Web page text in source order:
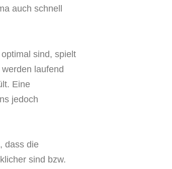
auch schnell
sind, spielt
laufend
Eine
jedoch
dass die
sind bzw.